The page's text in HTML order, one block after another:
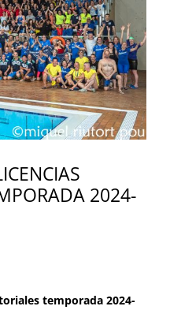
2024-
temporada 2024-